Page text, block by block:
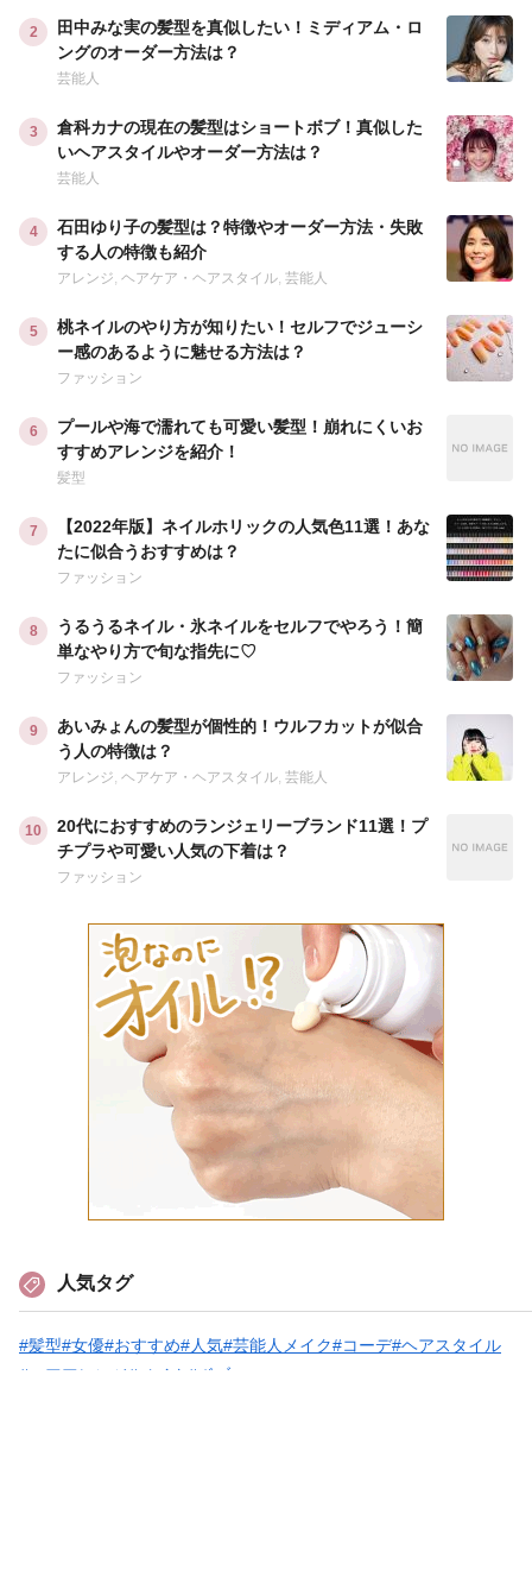
田中みな実の髪型を真似したい！ミディアム・ロ
ングのオーダー方法は？
芸能人
倉科カナの現在の髪型はショートボブ！真似した
いヘアスタイルやオーダー方法は？
芸能人
石田ゆり子の髪型は？特徴やオーダー方法・失敗
する人の特徴も紹介
アレンジ ヘアケア・ヘアスタイル 芸能人
桃ネイルのやり方が知りたい！セルフでジューシ
ー感のあるように魅せる方法は？
ファッション
プールや海で濡れても可愛い髪型！崩れにくいお
すすめアレンジを紹介！
髪型
【2022年版】ネイルホリックの人気色11選！あな
たに似合うおすすめは？
ファッション
うるうるネイル・氷ネイルをセルフでやろう！簡
単なやり方で旬な指先に♡
ファッション
あいみょんの髪型が個性的！ウルフカットが似合
う人の特徴は？
アレンジ ヘアケア・ヘアスタイル 芸能人
20代におすすめのランジェリーブランド11選！プ
チプラや可愛い人気の下着は？
ファッション
人気タグ
#髪型#女優#おすすめ#人気#芸能人メイク#コーデ#ヘアスタイル
#ヘアアレンジ #メイク #ボブ